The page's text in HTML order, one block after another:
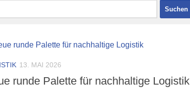
13. MAI 2026
runde Palette für nachhaltige Logistik